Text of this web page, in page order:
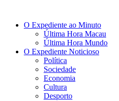
O Expediente ao Minuto
Última Hora Macau
Última Hora Mundo
O Expediente Noticioso
Política
Sociedade
Economia
Cultura
Desporto